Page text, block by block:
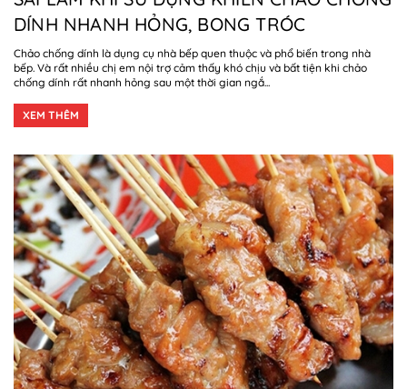
DÍNH NHANH HỎNG, BONG TRÓC
Chảo chống dính là dụng cụ nhà bếp quen thuộc và phổ biến trong nhà
bếp. Và rất nhiều chị em nội trợ cảm thấy khó chịu và bất tiện khi chảo
chống dính rất nhanh hỏng sau một thời gian ngắ...
XEM THÊM